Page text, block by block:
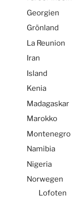
Georgien
Grönland
La Reunion
Iran
Island
Kenia
Madagaskar
Marokko
Montenegro
Namibia
Nigeria
Norwegen
Lofoten